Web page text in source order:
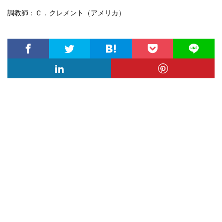
調教師：Ｃ．クレメント（アメリカ）